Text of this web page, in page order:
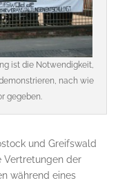
ist die Notwendigkeit,
nach wie
gegeben.
und Greifswald
Vertretungen der
während eines